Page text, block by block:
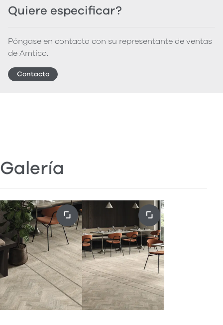
Quiere especificar?
Póngase en contacto con su representante de ventas
de Amtico.
Contacto
Galería